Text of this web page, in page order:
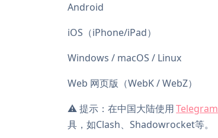
Android
iOS（iPhone/iPad）
Windows / macOS / Linux
Web 网页版（WebK / WebZ）
⚠️ 提示：在中国大陆使用Telegram
具，如Clash、Shadowrocket等。